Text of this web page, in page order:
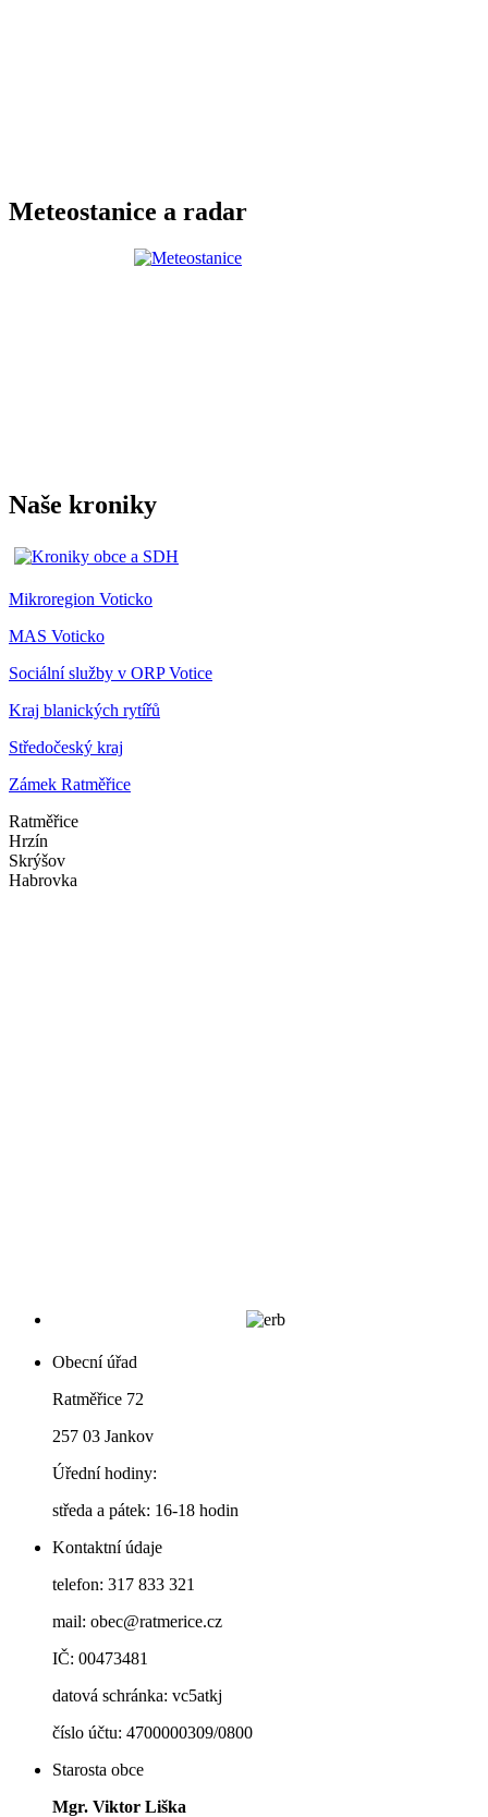
Meteostanice a radar
Naše kroniky
Mikroregion Voticko
MAS Voticko
Sociální služby v ORP Votice
Kraj blanických rytířů
Středočeský kraj
Zámek Ratměřice
Ratměřice
Hrzín
Skrýšov
Habrovka
Obecní úřad
Ratměřice 72
257 03 Jankov
Úřední hodiny:
středa a pátek: 16-18 hodin
Kontaktní údaje
telefon: 317 833 321
mail: obec@ratmerice.cz
IČ: 00473481
datová schránka: vc5atkj
číslo účtu: 4700000309/0800
Starosta obce
Mgr. Viktor Liška